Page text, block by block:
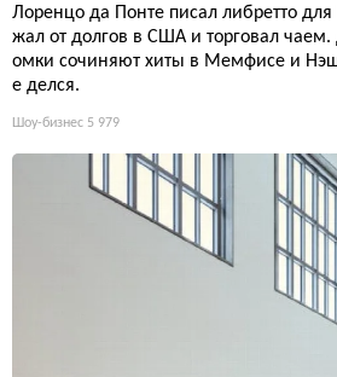
Лоренцо да Понте писал либретто
жал от долгов в США и торговал чаем.
омки сочиняют хиты в Мемфисе и
е делся.
Шоу-бизнес 5 979